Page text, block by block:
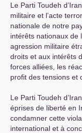
Le Parti Toudeh
militaire et l’acte
nationale de notre
intérêts nationaux de
agression militaire
droits et aux intérêts
forces alliées, les
profit des tensions et
Le Parti Toudeh
éprises de liberté en
condamner cette
international et à